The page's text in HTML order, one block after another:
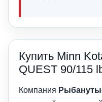
Купить Minn
QUEST 90/115
Компания